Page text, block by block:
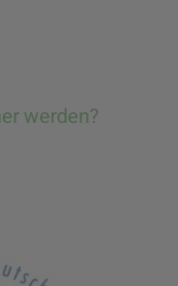
werden?